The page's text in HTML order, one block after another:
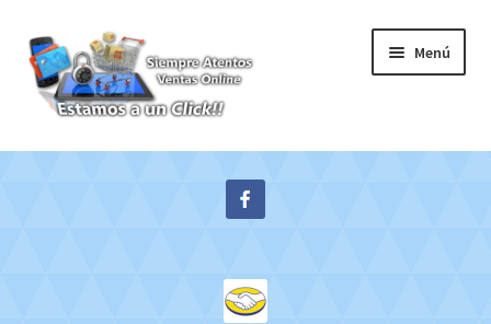
Ir
a
la
navegación
Ir
al
contenido
Menú
Inicio